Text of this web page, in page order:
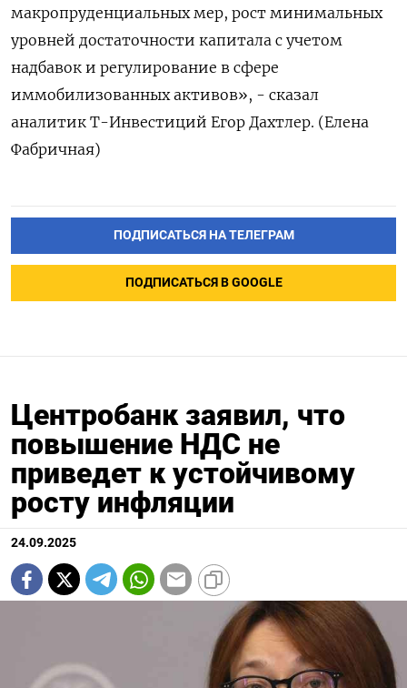
макропруденциальных мер, рост минимальных
уровней достаточности капитала с учетом
надбавок и регулирование в сфере
иммобилизованных активов», - сказал
аналитик Т-Инвестиций Егор Дахтлер. (Елена
Фабричная)
ПОДПИСАТЬСЯ НА ТЕЛЕГРАМ
ПОДПИСАТЬСЯ В GOOGLE
Центробанк заявил, что
повышение НДС не
приведет к устойчивому
росту инфляции
24.09.2025